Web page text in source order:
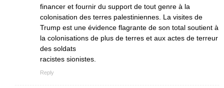
financer et fournir du support de tout genre à la
colonisation des terres palestiniennes. La visites de
Trump est une évidence flagrante de son total soutient à
la colonisations de plus de terres et aux actes de terreur
des soldats
racistes sionistes.
Reply